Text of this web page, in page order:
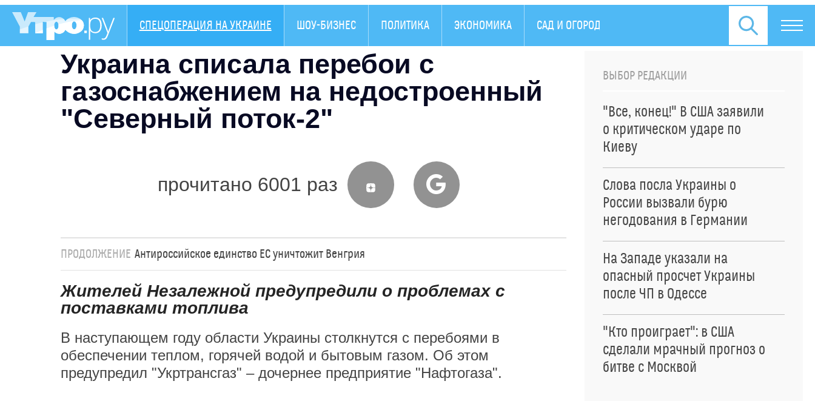
СПЕЦОПЕРАЦИЯ НА УКРАИНЕ ШОУ-БИЗНЕС ПОЛИТИКА ЭКОНОМИКА САД И ОГОРОД
Украина списала перебои с
газоснабжением на недостроенный
"Северный поток-2"
прочитано 6001 раз
ПРОДОЛЖЕНИЕ Антироссийское единство ЕС уничтожит Венгрия
Жителей Незалежной предупредили о проблемах с
поставками топлива
В наступающем году области Украины столкнутся с перебоями в
обеспечении теплом, горячей водой и бытовым газом. Об этом
предупредил "Укртрансгаз" – дочернее предприятие "Нафтогаза".
ВЫБОР РЕДАКЦИИ
"Все, конец!" В США заявили
о критическом ударе по
Киеву
Слова посла Украины о
России вызвали бурю
негодования в Германии
На Западе указали на
опасный просчет Украины
после ЧП в Одессе
"Кто проиграет": в США
сделали мрачный прогноз о
битве с Москвой